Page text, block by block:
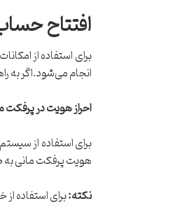
افتتاح
انجام می‌شود.اگر به
احراز هویت در
هویت پرفکت مانی
نکته:برای استفاده